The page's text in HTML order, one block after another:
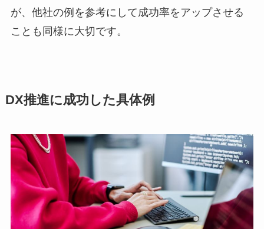
が、他社の例を参考にして成功率をアップさせる
ことも同様に大切です。
DX推進に成功した具体例